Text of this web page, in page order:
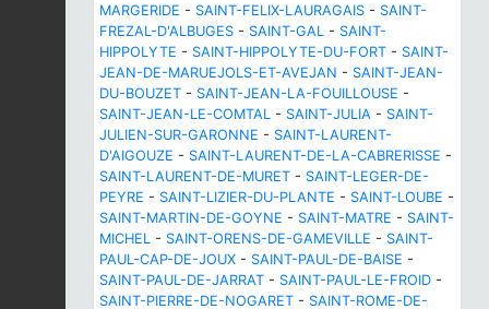
MARGERIDE - SAINT-FELIX-LAURAGAIS - SAINT-
FREZAL-D'ALBUGES - SAINT-GAL - SAINT-
HIPPOLYTE - SAINT-HIPPOLYTE-DU-FORT - SAINT-
JEAN-DE-MARUEJOLS-ET-AVEJAN - SAINT-JEAN-
DU-BOUZET - SAINT-JEAN-LA-FOUILLOUSE -
SAINT-JEAN-LE-COMTAL - SAINT-JULIA - SAINT-
JULIEN-SUR-GARONNE - SAINT-LAURENT-
D'AIGOUZE - SAINT-LAURENT-DE-LA-CABRERISSE -
SAINT-LAURENT-DE-MURET - SAINT-LEGER-DE-
PEYRE - SAINT-LIZIER-DU-PLANTE - SAINT-LOUBE -
SAINT-MARTIN-DE-GOYNE - SAINT-MATRE - SAINT-
MICHEL - SAINT-ORENS-DE-GAMEVILLE - SAINT-
PAUL-CAP-DE-JOUX - SAINT-PAUL-DE-BAISE -
SAINT-PAUL-DE-JARRAT - SAINT-PAUL-LE-FROID -
SAINT-PIERRE-DE-NOGARET - SAINT-ROME-DE-